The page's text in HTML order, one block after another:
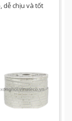
dễ chịu và tốt